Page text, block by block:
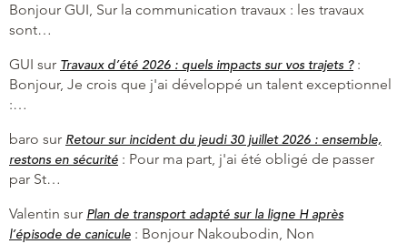
Bonjour GUI, Sur la communication travaux : les travaux
sont…
GUI sur Travaux d’été 2026 : quels impacts sur vos trajets ?:
Bonjour, Je crois que j'ai développé un talent exceptionnel
:…
baro sur Retour sur incident du jeudi 30 juillet 2026 : ensemble,
restons en sécurité : Pour ma part, j'ai été obligé de passer
par St…
Valentin sur Plan de transport adapté sur la ligne H après
l’épisode de canicule : Bonjour Nakoubodin, Non